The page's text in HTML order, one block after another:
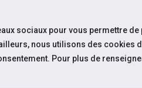
sociaux pour vous permettre
nous utilisons des cookies
Pour plus de